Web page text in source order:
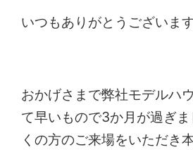
いつもありがとうございます
おかげさまで弊社モデルハ
て早いもので3か月が過ぎ
くの方のご来場をいただき